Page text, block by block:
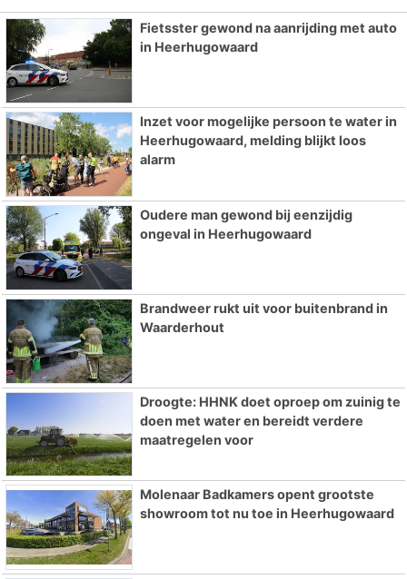
Fietsster gewond na aanrijding met auto
in Heerhugowaard
Inzet voor mogelijke persoon te water in
Heerhugowaard, melding blijkt loos
alarm
Oudere man gewond bij eenzijdig
ongeval in Heerhugowaard
Brandweer rukt uit voor buitenbrand in
Waarderhout
Droogte: HHNK doet oproep om zuinig te
doen met water en bereidt verdere
maatregelen voor
Molenaar Badkamers opent grootste
showroom tot nu toe in Heerhugowaard